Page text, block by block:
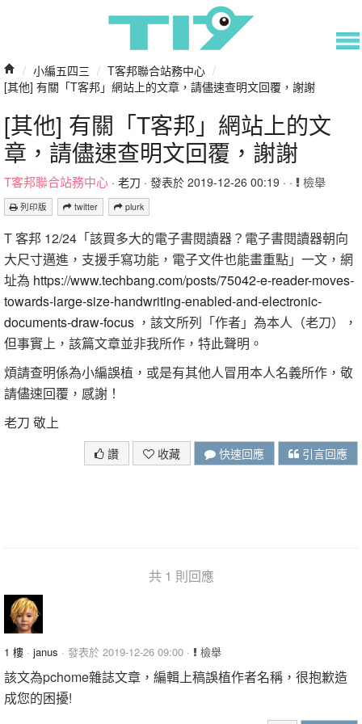
/ 小編五四三 / T客邦聯合站務中心 /
[其他] 有關「T客邦」網站上的文章，請儘速查明文回覆，謝謝
[其他] 有關「T客邦」網站上的文
章，請儘速查明文回覆，謝謝
T客邦聯合站務中心 · 老刀 · 發表於 2019-12-26 00:19 · · 檢舉
列印版 twitter plurk
T 客邦 12/24「該買多大的電子書閱讀器？電子書閱讀器朝向
大尺寸邁進，支援手寫功能，電子文件也能畫重點」一文，網
址為 https://www.techbang.com/posts/75042-e-reader-moves-
towards-large-size-handwriting-enabled-and-electronic-
documents-draw-focus ，該文所列「作者」為本人（老刀），
但事實上，該篇文章並非我所作，特此聲明。
煩請查明係為小編誤植，或是有其他人冒用本人名義所作，敬
請儘速回覆，感謝！
老刀 敬上
讚 收藏 快速回應 引言回應
共 1 則回應
1 樓 · janus · 發表於 2019-12-26 09:00 · 檢舉
該文為pchome雜誌文章，編輯上稿誤植作者名稱，很抱歉造
成您的困擾!